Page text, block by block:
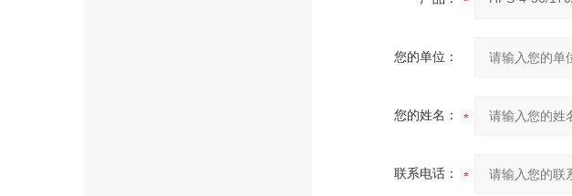
您的单位：
您的姓名：
联系电话：